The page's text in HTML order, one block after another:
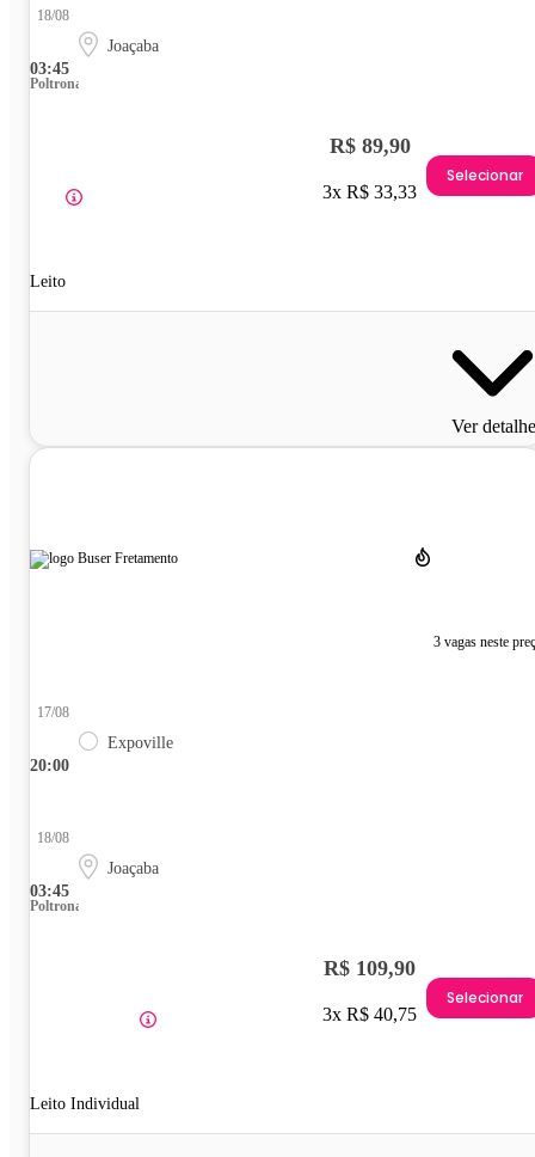
03:45
18/08
Joaçaba
Poltrona
Leito
R$ 89,90
3x R$ 33,33
Selecionar
Ver
3 vagas neste
20:00
17/08
Expoville
03:45
18/08
Joaçaba
Poltrona
Leito Individual
R$ 109,90
3x R$ 40,75
Selecionar